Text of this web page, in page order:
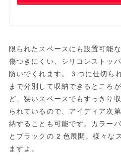
限られたスペースにも設置可能
傷つきにくい、シリコンストッ
防いでくれます。3つに仕切ら
まで分別して収納できるところ
ど、狭いスペースでもすっきり
られているので、アイディア次
納することも可能です。カラー
とブラックの2色展開。様々な
ますよ。